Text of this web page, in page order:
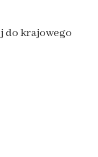
do krajowego